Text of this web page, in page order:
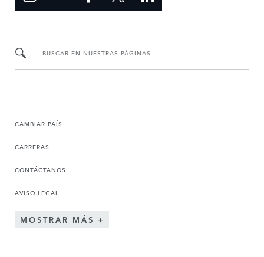
BUSCAR EN NUESTRAS PÁGINAS
CAMBIAR PAÍS
CARRERAS
CONTÁCTANOS
AVISO LEGAL
MOSTRAR MÁS